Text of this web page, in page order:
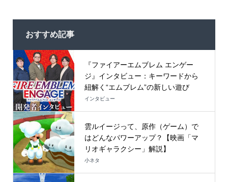
おすすめ記事
『ファイアーエムブレム エンゲー
ジ』インタビュー：キーワードから
紐解く“エムブレム”の新しい遊び
インタビュー
雲ルイージって、原作（ゲーム）で
はどんなパワーアップ？【映画「マ
リオギャラクシー」解説】
小ネタ